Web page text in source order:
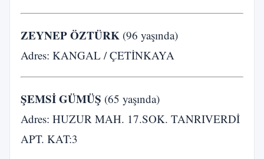
ZEYNEP ÖZTÜRK (96 yaşında)
Adres: KANGAL / ÇETİNKAYA
ŞEMSİ GÜMÜŞ (65 yaşında)
Adres: HUZUR MAH. 17.SOK. TANRIVERDİ
APT. KAT:3